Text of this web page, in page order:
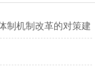
制机制改革的对策建